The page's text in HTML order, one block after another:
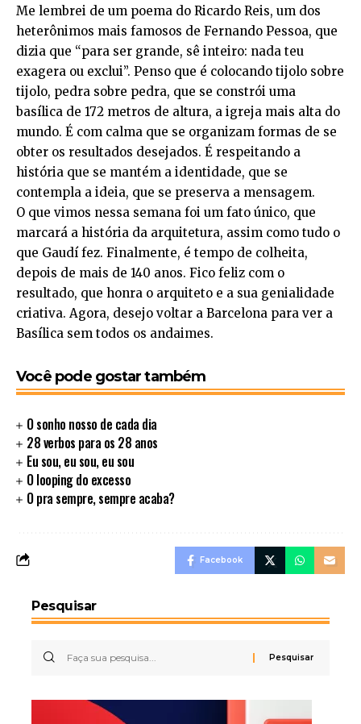
Me lembrei de um poema do Ricardo Reis, um dos
heterônimos mais famosos de Fernando Pessoa, que
dizia que “para ser grande, sê inteiro: nada teu
exagera ou exclui”. Penso que é colocando tijolo sobre
tijolo, pedra sobre pedra, que se constrói uma
basílica de 172 metros de altura, a igreja mais alta do
mundo. É com calma que se organizam formas de se
obter os resultados desejados. É respeitando a
história que se mantém a identidade, que se
contempla a ideia, que se preserva a mensagem.
O que vimos nessa semana foi um fato único, que
marcará a história da arquitetura, assim como tudo o
que Gaudí fez. Finalmente, é tempo de colheita,
depois de mais de 140 anos. Fico feliz com o
resultado, que honra o arquiteto e a sua genialidade
criativa. Agora, desejo voltar a Barcelona para ver a
Basílica sem todos os andaimes.
Você pode gostar também
O sonho nosso de cada dia
28 verbos para os 28 anos
Eu sou, eu sou, eu sou
O looping do excesso
O pra sempre, sempre acaba?
Facebook
Pesquisar